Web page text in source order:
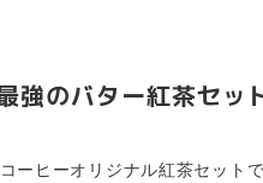
強のバター紅茶セッ
ーヒーオリジナル紅茶セット